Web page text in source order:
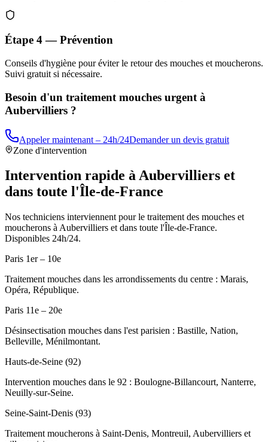
Étape 4 — Prévention
Conseils d'hygiène pour éviter le retour des mouches et moucherons.
Suivi gratuit si nécessaire.
Besoin d'un traitement mouches urgent à
Aubervilliers ?
Appeler maintenant – 24h/24Demander un devis gratuit
Zone d'intervention
Intervention rapide àAubervilliers et
dans toute l'Île-de-France
Nos techniciens interviennent pour le traitement des mouches et
moucherons à Aubervilliers et dans toute l'Île-de-France.
Disponibles 24h/24.
Paris 1er – 10e
Traitement mouches dans les arrondissements du centre : Marais,
Opéra, République.
Paris 11e – 20e
Désinsectisation mouches dans l'est parisien : Bastille, Nation,
Belleville, Ménilmontant.
Hauts-de-Seine (92)
Intervention mouches dans le 92 : Boulogne-Billancourt, Nanterre,
Neuilly-sur-Seine.
Seine-Saint-Denis (93)
Traitement moucherons à Saint-Denis, Montreuil, Aubervilliers et